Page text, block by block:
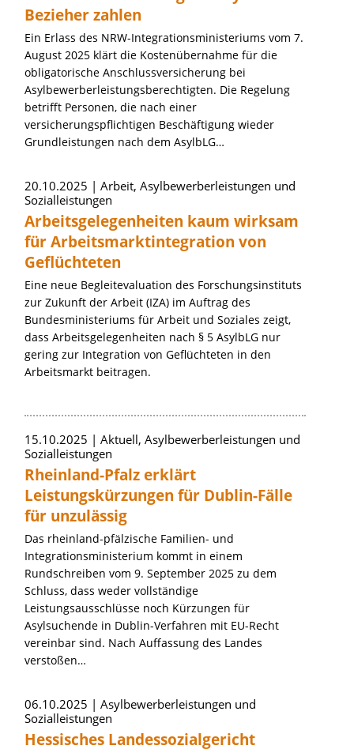
Bezieher zahlen
Ein Erlass des NRW-Integrationsministeriums vom 7.
August 2025 klärt die Kostenübernahme für die
obligatorische Anschlussversicherung bei
Asylbewerberleistungsberechtigten. Die Regelung
betrifft Personen, die nach einer
versicherungspflichtigen Beschäftigung wieder
Grundleistungen nach dem AsylbLG…
20.10.2025
Arbeit, Asylbewerberleistungen und
Sozialleistungen
Arbeitsgelegenheiten kaum wirksam
für Arbeitsmarktintegration von
Geflüchteten
Eine neue Begleitevaluation des Forschungsinstituts
zur Zukunft der Arbeit (IZA) im Auftrag des
Bundesministeriums für Arbeit und Soziales zeigt,
dass Arbeitsgelegenheiten nach § 5 AsylbLG nur
gering zur Integration von Geflüchteten in den
Arbeitsmarkt beitragen.
15.10.2025
Aktuell, Asylbewerberleistungen und
Sozialleistungen
Rheinland-Pfalz erklärt
Leistungskürzungen für Dublin-Fälle
für unzulässig
Das rheinland-pfälzische Familien- und
Integrationsministerium kommt in einem
Rundschreiben vom 9. September 2025 zu dem
Schluss, dass weder vollständige
Leistungsausschlüsse noch Kürzungen für
Asylsuchende in Dublin-Verfahren mit EU-Recht
vereinbar sind. Nach Auffassung des Landes
verstoßen…
06.10.2025
Asylbewerberleistungen und
Sozialleistungen
Hessisches Landessozialgericht